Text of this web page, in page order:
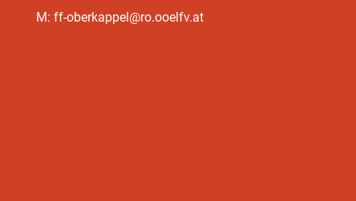
M: ff-oberkappel@ro.ooelfv.at